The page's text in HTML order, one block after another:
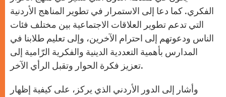
الفكري. كما دعا إلى الاستمرار في تطوير المناهج الأردنية
التي تدعم تطوير العلاقات الاجتماعية بين مختلف فئات
الناس ودعوتهم إلى احترام الآخرين، وإلى تعليم طلابنا في
المدارس بأهمية التعددية الدينية والفكرية الرّامية إلى
تعزيز فكرة الحوار وتقبل الرأي الآخر.
وأشار إلى الدور الأردني الذي يركز، على كيفية إظهار